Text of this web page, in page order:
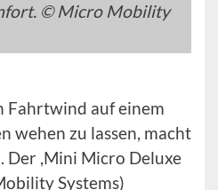
© Micro Mobility
Fahrtwind auf einem
wehen zu lassen, macht
Der ,Mini Micro Deluxe
Systems)